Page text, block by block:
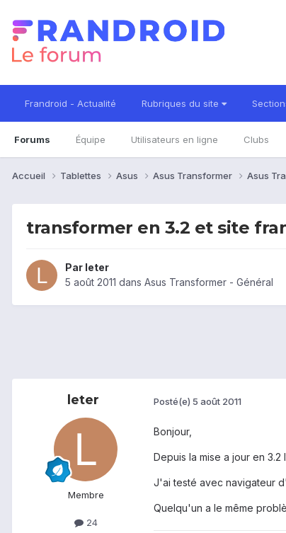
Frandroid - Actualité Rubriques du site
Forums Équipe Utilisateurs en ligne Clubs
Accueil Tablettes Asus Asus Transformer Asus
transformer en 3.2 et site
Par leter
5 août 2011 dans Asus Transformer - Général
leter
Membre
24
Posté(e) 5 août 2011
Bonjour,
Depuis la mise a jour en
J'ai testé avec navigateur
Quelqu'un a le même